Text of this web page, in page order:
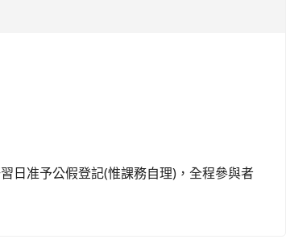
日准予公假登記(惟課務自理)，全程參與者